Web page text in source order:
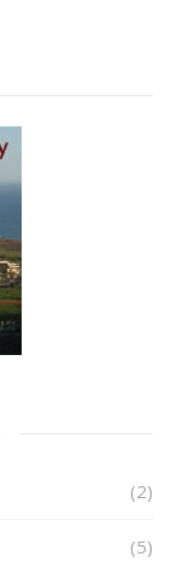
(2)
(5)